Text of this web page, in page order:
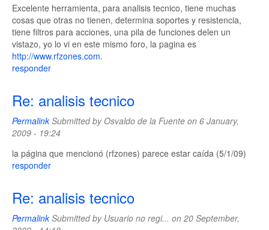
Excelente herramienta, para analisis tecnico, tiene muchas
cosas que otras no tienen, determina soportes y resistencia,
tiene filtros para acciones, una pila de funciones delen un
vistazo, yo lo vi en este mismo foro, la pagina es
http://www.rfzones.com.
responder
Re: analisis tecnico
PermalinkSubmitted by Osvaldo de la Fuente on 6 January,
2009 - 19:24
la página que mencionó (rfzones) parece estar caída (5/1/09)
responder
Re: analisis tecnico
PermalinkSubmitted by Usuario no regi... on 20 September,